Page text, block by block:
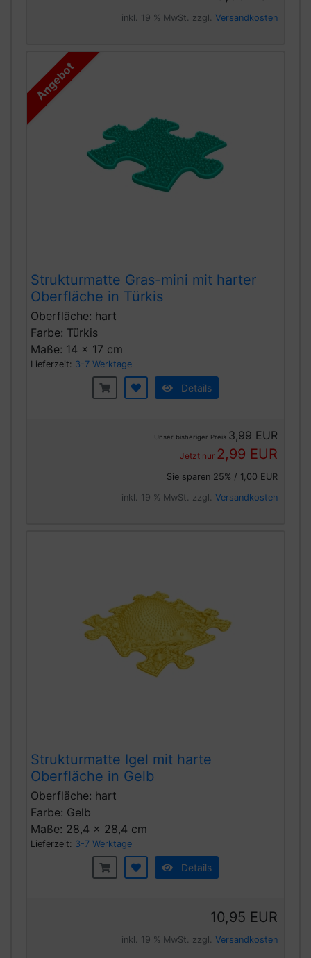
inkl. 19 % MwSt. zzgl. Versandkosten
Angebot
Strukturmatte Gras-mini mit harter
Oberfläche in Türkis
Oberfläche: hart
Farbe: Türkis
Maße: 14 x 17 cm
Lieferzeit: 3-7 Werktage
Details
Unser bisheriger Preis 3,99 EUR
Jetzt nur 2,99 EUR
Sie sparen 25% / 1,00 EUR
inkl. 19 % MwSt. zzgl. Versandkosten
Strukturmatte Igel mit harte
Oberfläche in Gelb
Oberfläche: hart
Farbe: Gelb
Maße: 28,4 x 28,4 cm
Lieferzeit: 3-7 Werktage
Details
10,95 EUR
inkl. 19 % MwSt. zzgl. Versandkosten